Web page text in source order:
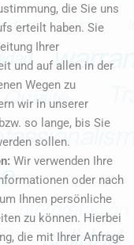
die Sie uns
erteilt haben. Sie
Ihrer
und auf allen in der
Wegen zu
wir in unserer
so lange, bis Sie
sollen.
Wir verwenden Ihre
oder nach
Ihnen persönliche
zu können. Hierbei
die mit Ihrer Anfrage